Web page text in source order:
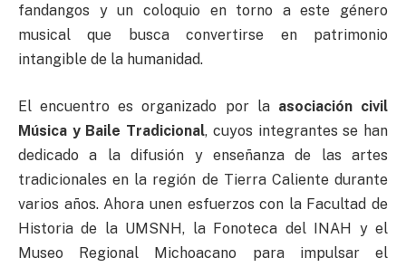
fandangos y un coloquio en torno a este género
musical que busca convertirse en patrimonio
intangible de la humanidad.
El encuentro es organizado por la asociación civil
Música y Baile Tradicional, cuyos integrantes se han
dedicado a la difusión y enseñanza de las artes
tradicionales en la región de Tierra Caliente durante
varios años. Ahora unen esfuerzos con la Facultad de
Historia de la UMSNH, la Fonoteca del INAH y el
Museo Regional Michoacano para impulsar el